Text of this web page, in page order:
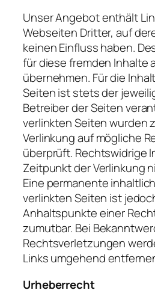
Unser Angebot enthält
Webseiten Dritter, auf
keinen Einfluss haben.
für diese fremden Inhalte
übernehmen. Für die
Seiten ist stets der
Betreiber der Seiten
verlinkten Seiten wurden
Verlinkung auf mögliche
überprüft. Rechtswidrige
Zeitpunkt der Verlinkung
Eine permanente
verlinkten Seiten ist
Anhaltspunkte einer
zumutbar. Bei
Rechtsverletzungen
Links umgehend
Urheberrecht